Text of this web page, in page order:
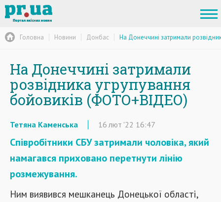
Головна Новини Донбас На Донеччині затримали
На Донеччині затримали
розвідника угрупування
бойовиків (ФОТО+ВІДЕО)
Тетяна Каменська 16 лют '22 16:47
Співробітники СБУ затримали чоловіка, який
намагався приховано перетнути лінію
розмежування.
Ним виявився мешканець Донецької області,